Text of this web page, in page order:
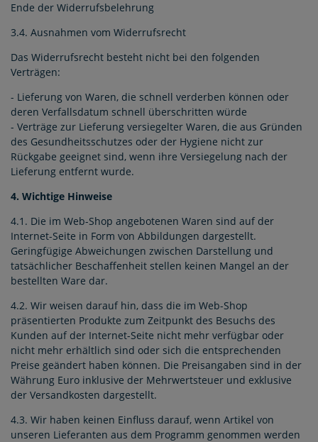
Ende der Widerrufsbelehrung
3.4. Ausnahmen vom Widerrufsrecht
Das Widerrufsrecht besteht nicht bei den folgenden
Verträgen:
- Lieferung von Waren, die schnell verderben können oder
deren Verfallsdatum schnell überschritten würde
- Verträge zur Lieferung versiegelter Waren, die aus Gründen
des Gesundheitsschutzes oder der Hygiene nicht zur
Rückgabe geeignet sind, wenn ihre Versiegelung nach der
Lieferung entfernt wurde.
4. Wichtige Hinweise
4.1. Die im Web-Shop angebotenen Waren sind auf der
Internet-Seite in Form von Abbildungen dargestellt.
Geringfügige Abweichungen zwischen Darstellung und
tatsächlicher Beschaffenheit stellen keinen Mangel an der
bestellten Ware dar.
4.2. Wir weisen darauf hin, dass die im Web-Shop
präsentierten Produkte zum Zeitpunkt des Besuchs des
Kunden auf der Internet-Seite nicht mehr verfügbar oder
nicht mehr erhältlich sind oder sich die entsprechenden
Preise geändert haben können. Die Preisangaben sind in der
Währung Euro inklusive der Mehrwertsteuer und exklusive
der Versandkosten dargestellt.
4.3. Wir haben keinen Einfluss darauf, wenn Artikel von
unseren Lieferanten aus dem Programm genommen werden